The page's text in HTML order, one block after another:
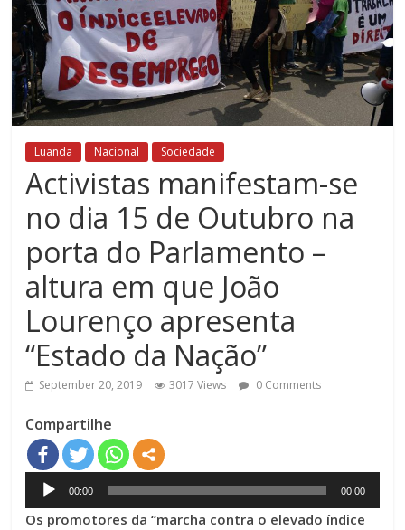
Luanda Nacional Sociedade
Activistas manifestam-se
no dia 15 de Outubro na
porta do Parlamento –
altura em que João
Lourenço apresenta
“Estado da Nação”
September 20, 2019 3017 Views 0 Comments
Compartilhe
Audio
Player
00:00 00:00
Os promotores da “marcha contra o elevado índice